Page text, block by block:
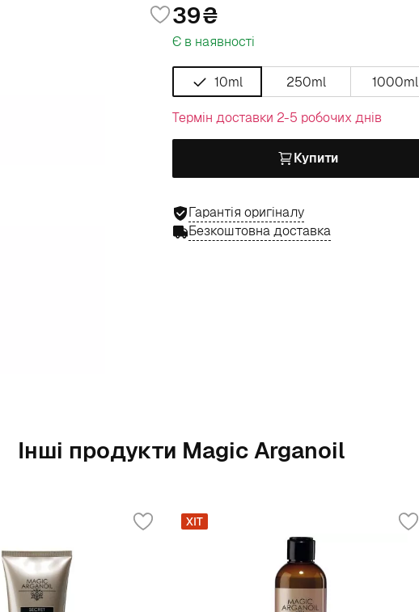
39
Є в наявності
10ml 250ml 1000ml
Термін доставки 2-5 робочих днів
Купити
Гарантія оригіналу
Безкоштовна доставка
Інші продукти Magic Arganoil
ХІТ